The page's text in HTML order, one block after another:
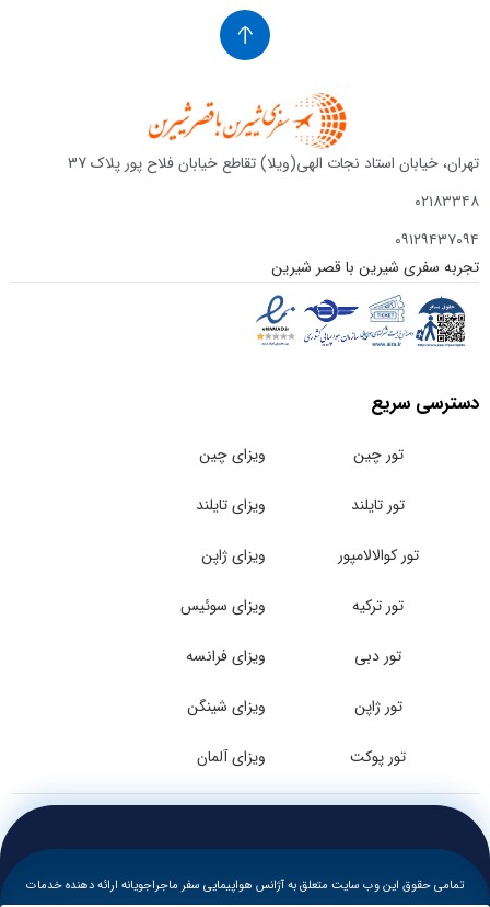
تهران، خیابان استاد نجات الهی(ویلا) تقاطع خیابان فلاح پور پلاک 37
۰۲۱۸۳۳۴۸
۰۹۱۲۹۴۳۷۰۹۴
تجربه سفری شیرین با قصر شیرین
دسترسی سریع
تور چین
تور تایلند
تور کوالالامپور
تور ترکیه
تور دبی
تور ژاپن
تور پوکت
ویزای چین
ویزای تایلند
ویزای ژاپن
ویزای سوئیس
ویزای فرانسه
ویزای شینگن
ویزای آلمان
تمامی حقوق این وب سایت متعلق به آژانس هواپیمایی سفر ماجراجویانه ارائه دهنده خدمات